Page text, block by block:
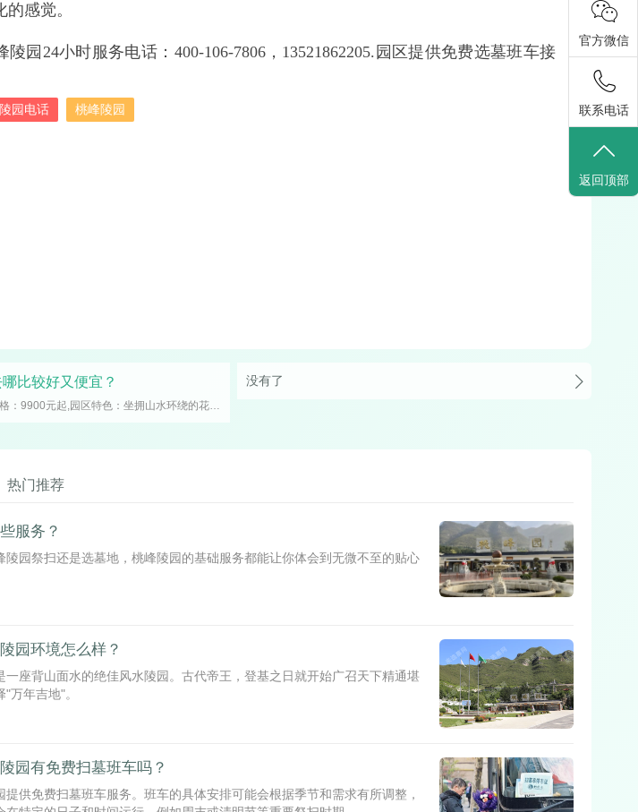
感觉。
24小时服务电话：400-106-7806，13521862205.园区提供免费选墓班车接
园电话 桃峰陵园
比较好又便宜？
灵山宝塔陵园参考价格：9900元起,园区特色：坐拥山水环绕的花园式环境，三季繁花、四季常绿，交通便捷，高速直达。
没有了
热门推荐
服务？
陵园祭扫还是选墓地，桃峰陵园的基础服务都能让你体会到无微不至的贴心
园环境怎么样？
一座背山面水的绝佳风水陵园。古代帝王，登基之日就开始广召天下精通堪
万年吉地"。
园有免费扫墓班车吗？
提供免费扫墓班车服务。班车的具体安排可能会根据季节和需求有所调整，
官方微信
联系电话
返回顶部